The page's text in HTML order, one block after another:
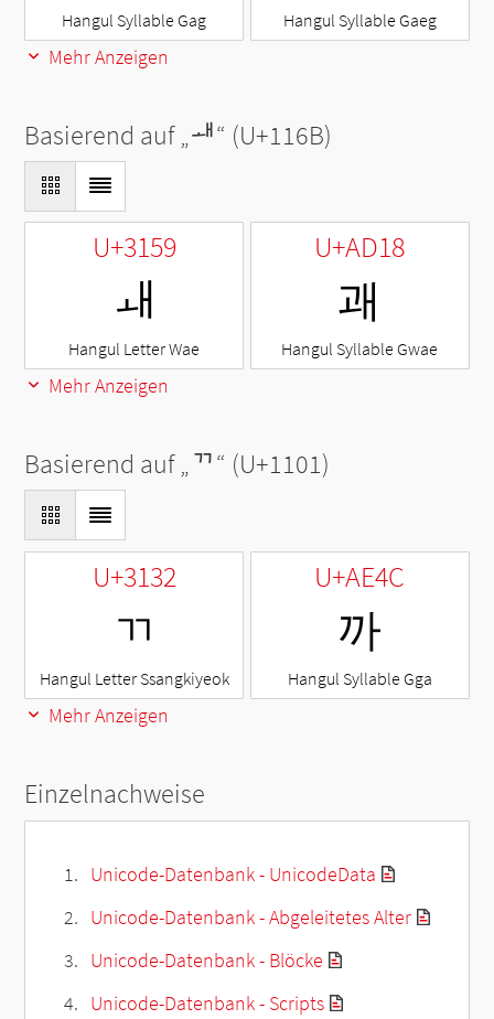
Hangul Syllable Gag Hangul Syllable Gaeg
Mehr Anzeigen
Basierend auf „ᅫ“ (U+116B)
U+3159
ㅙ
Hangul Letter Wae
U+AD18
괘
Hangul Syllable Gwae
Mehr Anzeigen
Basierend auf „ᄁ“ (U+1101)
U+3132
ㄲ
Hangul Letter Ssangkiyeok
U+AE4C
까
Hangul Syllable Gga
Mehr Anzeigen
Einzelnachweise
Unicode-Datenbank - UnicodeData
Unicode-Datenbank - Abgeleitetes Alter
Unicode-Datenbank - Blöcke
Unicode-Datenbank - Scripts